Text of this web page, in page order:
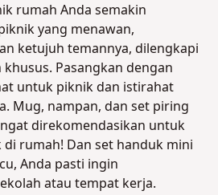
rumah Anda semakin
yang menawan,
ketujuh temannya, dilengkapi
Pasangkan dengan
untuk piknik dan istirahat
Mug, nampan, dan set piring
direkomendasikan untuk
rumah! Dan set handuk mini
Anda pasti ingin
atau tempat kerja.